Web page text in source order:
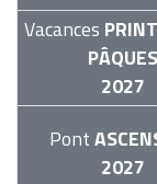
Vacances
PÂQUES
2027
Pont
2027